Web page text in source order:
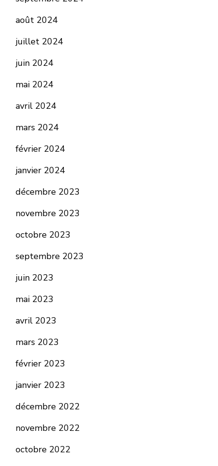
août 2024
juillet 2024
juin 2024
mai 2024
avril 2024
mars 2024
février 2024
janvier 2024
décembre 2023
novembre 2023
octobre 2023
septembre 2023
juin 2023
mai 2023
avril 2023
mars 2023
février 2023
janvier 2023
décembre 2022
novembre 2022
octobre 2022